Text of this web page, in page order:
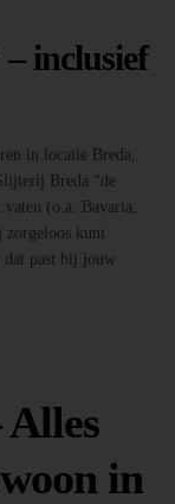
inclusief
in locatie Breda,
Breda “de
vaten (o.a. Bavaria,
zorgeloos kunt
dat past bij jouw
in